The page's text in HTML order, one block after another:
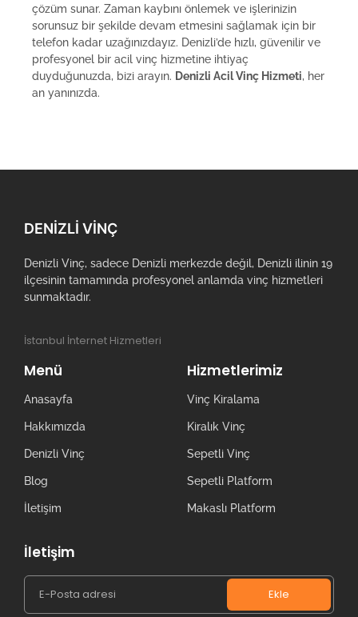
çözüm sunar. Zaman kaybını önlemek ve işlerinizin
sorunsuz bir şekilde devam etmesini sağlamak için bir
telefon kadar uzağınızdayız. Denizli’de hızlı, güvenilir ve
profesyonel bir acil vinç hizmetine ihtiyaç
duyduğunuzda, bizi arayın. Denizli Acil Vinç Hizmeti, her
an yanınızda.
DENIZLI VINÇ
Denizli Vinç, sadece Denizli merkezde değil, Denizli ilinin 19
ilçesinin tamamında profesyonel anlamda vinç hizmetleri
sunmaktadır.
İstanbul İnternet Hizmetleri
Menü
Anasayfa
Hakkımızda
Denizli Vinç
Blog
İletişim
Hizmetlerimiz
Vinç Kiralama
Kiralık Vinç
Sepetli Vinç
Sepetli Platform
Makaslı Platform
İletişim
Ekle